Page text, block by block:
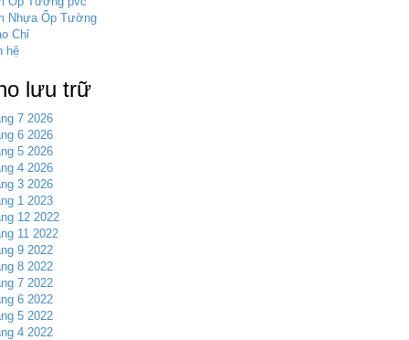
Nhựa Ốp Tường
Chỉ
hệ
lưu trữ
7 2026
6 2026
5 2026
4 2026
3 2026
1 2023
12 2022
11 2022
9 2022
8 2022
7 2022
6 2022
5 2022
4 2022